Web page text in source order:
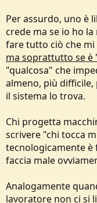
Per assurdo, uno è
crede ma se io ho
fare tutto ciò che mi
ma soprattutto se è
"qualcosa" che
almeno, più difficile,
il sistema lo trova.
Chi progetta
scrivere "chi tocca
tecnologicamente
faccia male
Analogamente
lavoratore non ci si